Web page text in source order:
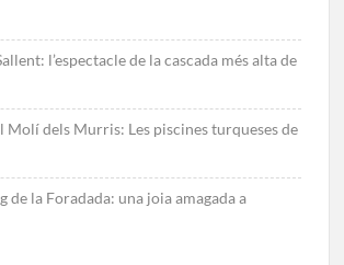
l’espectacle de la cascada més alta de
Molí dels Murris: Les piscines turqueses de
de la Foradada: una joia amagada a